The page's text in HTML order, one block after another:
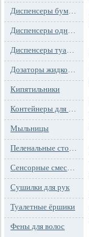
Диспенсеры бумажных полотенец
Диспенсеры одноразовых сидений на унитаз
Диспенсеры туалетной бумаги
Дозаторы жидкого мыла
Кипятильники
Контейнеры для мусора
Мыльницы
Пеленальные столы и детские сидения
Сенсорные смесители
Сушилки для рук
Туалетные ёршики
Фены для волос